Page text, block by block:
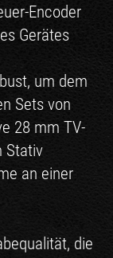
Encoder
Gerätes
um dem
Sets von
28 mm TV-
Stativ
an einer
die